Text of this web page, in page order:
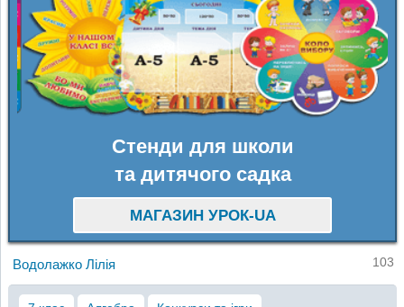
Стенди для школи
та дитячого садка
МАГАЗИН УРОК-UA
Водолажко Лілія 103